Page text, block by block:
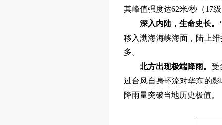
其峰值强度达62米/秒（17
深入内陆，生命史长。
移入渤海海峡海面，陆上
多。
北方出现极端降雨。 受
过台风自身环流对华东的
降雨量突破当地历史极值。